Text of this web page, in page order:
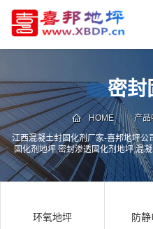
页
中
心
技
术
支
持
资
讯
中
密封
HOME 产品
江西混凝土封固化剂厂家-喜邦地坪
固化剂地坪,密封渗透固化剂地坪,混
地坪材料及旧地面翻新,地面起
环氧地坪 防